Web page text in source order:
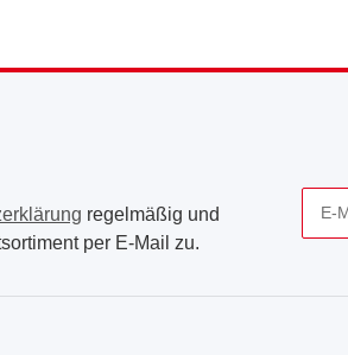
regelmäßig und
per E-Mail zu.